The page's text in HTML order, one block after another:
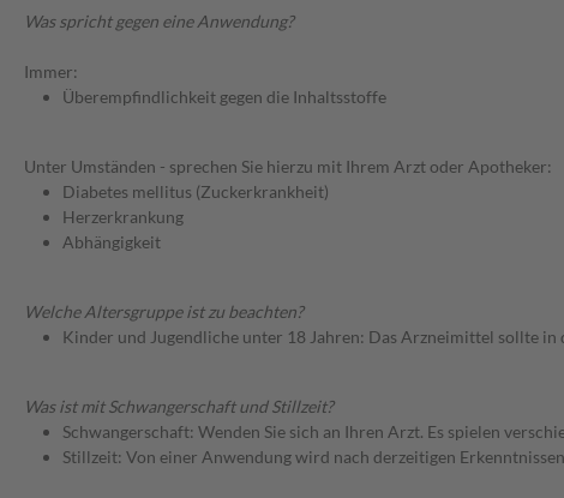
Was spricht gegen eine Anwendung?
Immer:
Überempfindlichkeit gegen die Inhaltsstoffe
Unter Umständen - sprechen Sie hierzu mit Ihrem Arzt oder Apotheker:
Diabetes mellitus (Zuckerkrankheit)
Herzerkrankung
Abhängigkeit
Welche Altersgruppe ist zu beachten?
Kinder und Jugendliche unter 18 Jahren: Das Arzneimittel sollte
Was ist mit Schwangerschaft und Stillzeit?
Schwangerschaft: Wenden Sie sich an Ihren Arzt. Es spielen
Stillzeit: Von einer Anwendung wird nach derzeitigen